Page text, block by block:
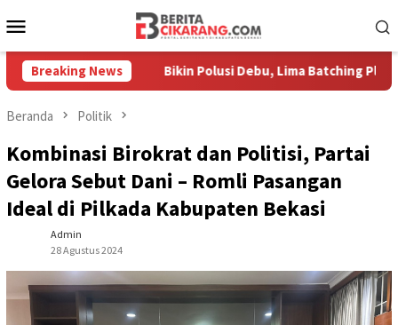
ke
Mobile
Breaking NewsBikin Polusi Debu, Lima Batching Plant
Beranda Politik
Kombinasi Birokrat dan Politisi, Partai
Gelora Sebut Dani – Romli Pasangan
Ideal di Pilkada Kabupaten Bekasi
Admin
28 Agustus 2024